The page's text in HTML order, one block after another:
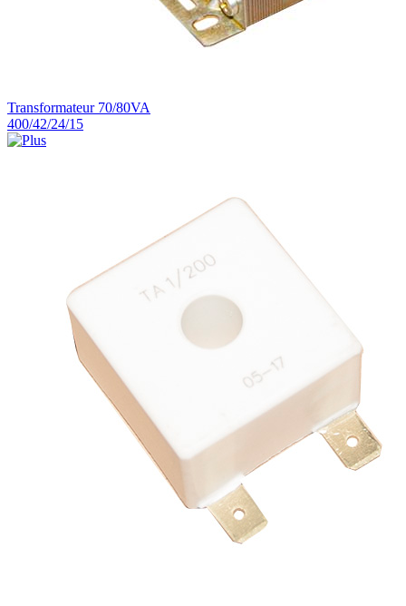
Transformateur 70/80VA
400/42/24/15